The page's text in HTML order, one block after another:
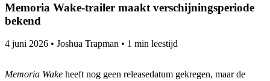
Memoria Wake-trailer maakt verschijningsperiode
bekend
4 juni 2026 • Joshua Trapman • 1 min leestijd
Memoria Wake heeft nog geen releasedatum gekregen, maar de